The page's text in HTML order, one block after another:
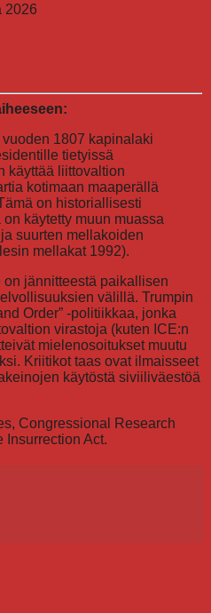
2026
1807 kapinalaki
tietyissä
käyttää liittovaltion
kotimaan maaperällä
on historiallisesti
käytetty muun muassa
suurten mellakoiden
mellakat 1992).
jännitteestä paikallisen
välillä. Trumpin
Order” -politiikkaa, jonka
virastoja (kuten ICE:n
mielenosoitukset muutu
Kriitikot taas ovat ilmaisseet
käytöstä siviiliväestöä
Congressional Research
Insurrection Act.